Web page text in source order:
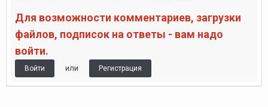
Для возможности комментариев, загрузки
файлов, подписок на ответы - вам надо
войти.
Войти или Регистрация